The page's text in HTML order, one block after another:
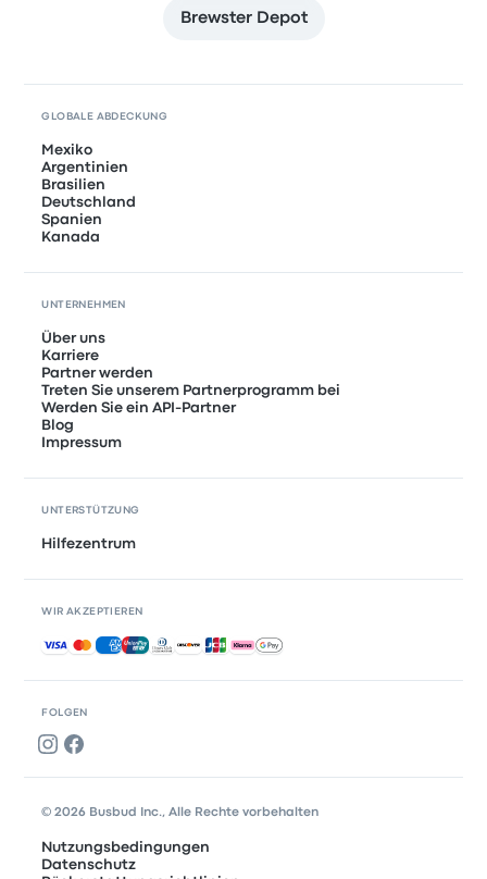
Brewster Depot
FOLGEN
GLOBALE ABDECKUNG
Mexiko
Argentinien
Brasilien
Deutschland
Spanien
Kanada
UNTERNEHMEN
Über uns
Karriere
Partner werden
Treten Sie unserem Partnerprogramm bei
Werden Sie ein API-Partner
Blog
Impressum
UNTERSTÜTZUNG
Hilfezentrum
WIR AKZEPTIEREN
Akzeptierte Zahlungsmethoden
© 2026 Busbud Inc., Alle Rechte vorbehalten
Nutzungsbedingungen
Datenschutz